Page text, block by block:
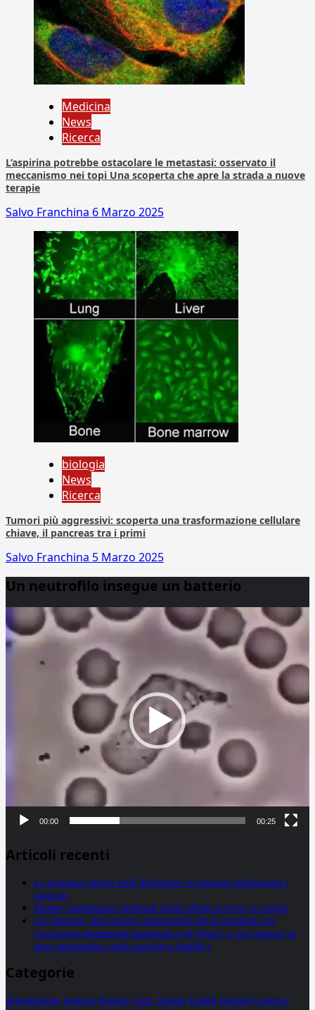
Medicina
News
Ricerca
L’aspirina potrebbe ostacolare le metastasi: osservato il
meccanismo nei topi Una scoperta che apre la strada a nuove
terapie
Salvo Franchina 6 Marzo 2025
biologia
News
Ricerca
Tumori più aggressivi: scoperta una trasformazione cellulare
chiave, il pancreas tra i primi
Salvo Franchina 5 Marzo 2025
Un neutrofilo insegue un batterio
Player
00:00 00:25
Articoli recenti
La proteina chiave dell’Alzheimer si propaga utilizzando i
neuroni
Statine: inutilmente attribuiti molti effetti avversi, lo studio
Un farmaco, due nuove opportunità per le pazienti con
carcinoma mammario metastatico hr+/her2- e con tumore al
seno metastatico triplo negativo (mtnbc)
Categorie
alimentazione biologia Biology Com. Stampa Epatiti featured Genetica